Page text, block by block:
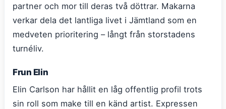
partner och mor till deras två döttrar. Makarna
verkar dela det lantliga livet i Jämtland som en
medveten prioritering – långt från storstadens
turnéliv.
Frun Elin
Elin Carlson har hållit en låg offentlig profil trots
sin roll som make till en känd artist. Expressen